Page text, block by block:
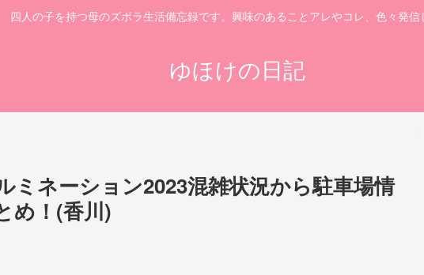
四人の子を持つ母のズボラ生活備忘録です。興味のあることアレやコレ、色々発信
ゆほけの日記
ミネーション2023混雑状況から駐車場情
め！(香川)